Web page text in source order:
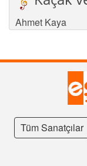
Ahmet Kaya
Tüm Sanatçılar